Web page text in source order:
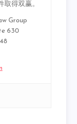
取得双赢。
Group
630